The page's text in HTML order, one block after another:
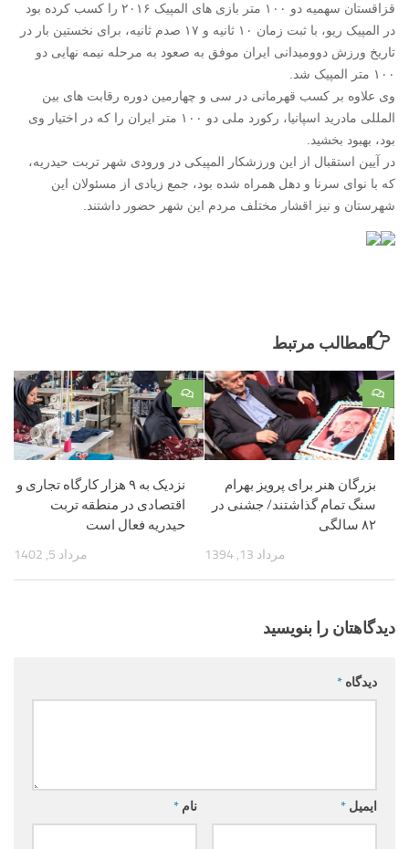
قزاقستان سهمیه دو ۱۰۰ متر بازی های المپیک ۲۰۱۶ را کسب کرده بود
در المپیک ریو، با ثبت زمان ۱۰ ثانیه و ۱۷ صدم ثانیه، برای نخستین بار در
تاریخ ورزش دوومیدانی ایران موفق به صعود به مرحله نیمه نهایی دو
۱۰۰ متر المپیک شد.
وی علاوه بر کسب قهرمانی در سی و چهارمین دوره رقابت های بین
المللی مادرید اسپانیا، رکورد ملی دو ۱۰۰ متر ایران را که در اختیار وی
بود، بهبود بخشید.
در آیین استقبال از این ورزشکار المپیکی در ورودی شهر تربت حیدریه،
که با نوای سرنا و دهل همراه شده بود، جمع زیادی از مسئولان این
شهرستان و نیز اقشار مختلف مردم این شهر حضور داشتند.
مطالب مرتبط
۰
نزدیک به ۹ هزار کارگاه تجاری و
اقتصادی در منطقه تربت
حیدریه فعال است
مرداد 5, 1402
۰
بزرگان هنر برای پرویز بهرام
سنگ تمام گذاشتند/ جشنی در
۸۲ سالگی
مرداد 13, 1394
دیدگاهتان را بنویسید
دیدگاه *
نام * ایمیل *